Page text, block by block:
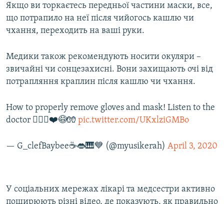
Якщо ви торкаєтесь передньої частини маски, все,
що потрапило на неї після чийогось кашлю чи
чхання, переходить на ваші руки.
Медики також рекомендують носити окуляри –
звичайні чи сонцезахисні. Вони захищають очі від
потрапляння краплин після кашлю чи чхання.
How to properly remove gloves and mask! Listen to the
doctor 👨🏻‍⚕️❤️😷🧤 pic.twitter.com/UKxlziGMBo
— G_clefBaybee☕️👄🎹💙 (@myusikerah) April 3, 2020
У соціальних мережах лікарі та медсестри активно
поширюють різні відео, де показують, як правильно